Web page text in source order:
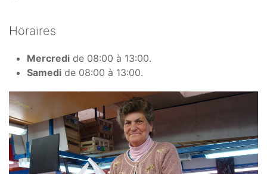
Horaires
Mercredi de 08:00 à 13:00.
Samedi de 08:00 à 13:00.